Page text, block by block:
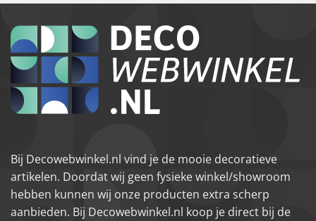
Bij Decowebwinkel.nl vind je de mooie decoratieve
artikelen. Doordat wij geen fysieke winkel/showroom
hebben kunnen wij onze producten extra scherp
aanbieden. Bij Decowebwinkel.nl koop je direct bij de